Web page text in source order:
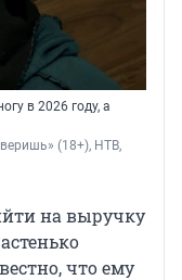
в 2026 году, а
(18+), НТВ,
на выручку
что ему